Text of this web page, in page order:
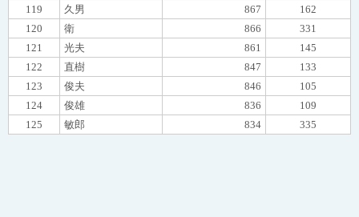
119
久男 867
162
120
衛 866
331
121
光夫 861
145
122
直樹 847
133
123
俊夫 846
105
124
俊雄 836
109
125
敏郎 834 335